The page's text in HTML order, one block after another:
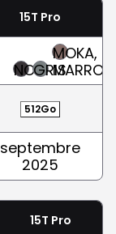
15T Pro
NOIRGRIS
MOKA,
MARRON
512Go
septembre
2025
15T Pro